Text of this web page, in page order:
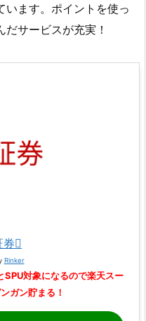
います。ポイントを使っ
サービスが充実！
券
Rinker
SPU対象になるので楽天スー
ガン貯まる！